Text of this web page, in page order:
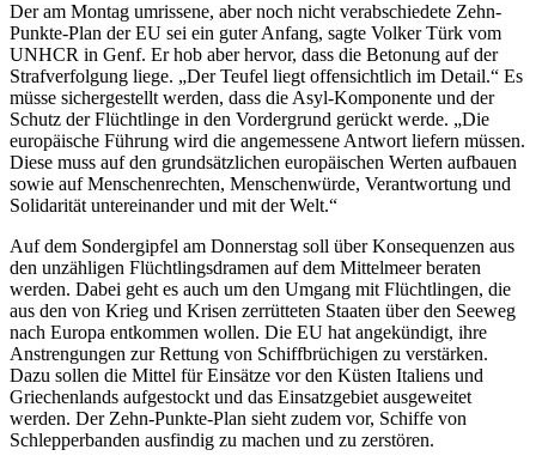
Der am Montag umrissene, aber noch nicht verabschiedete Zehn-
Punkte-Plan der EU sei ein guter Anfang, sagte Volker Türk vom
UNHCR in Genf. Er hob aber hervor, dass die Betonung auf der
Strafverfolgung liege. „Der Teufel liegt offensichtlich im Detail.“ Es
müsse sichergestellt werden, dass die Asyl-Komponente und der
Schutz der Flüchtlinge in den Vordergrund gerückt werde. „Die
europäische Führung wird die angemessene Antwort liefern müssen.
Diese muss auf den grundsätzlichen europäischen Werten aufbauen
sowie auf Menschenrechten, Menschenwürde, Verantwortung und
Solidarität untereinander und mit der Welt.“
Auf dem Sondergipfel am Donnerstag soll über Konsequenzen aus
den unzähligen Flüchtlingsdramen auf dem Mittelmeer beraten
werden. Dabei geht es auch um den Umgang mit Flüchtlingen, die
aus den von Krieg und Krisen zerrütteten Staaten über den Seeweg
nach Europa entkommen wollen. Die EU hat angekündigt, ihre
Anstrengungen zur Rettung von Schiffbrüchigen zu verstärken.
Dazu sollen die Mittel für Einsätze vor den Küsten Italiens und
Griechenlands aufgestockt und das Einsatzgebiet ausgeweitet
werden. Der Zehn-Punkte-Plan sieht zudem vor, Schiffe von
Schlepperbanden ausfindig zu machen und zu zerstören.